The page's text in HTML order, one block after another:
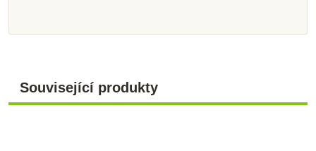
Související produkty